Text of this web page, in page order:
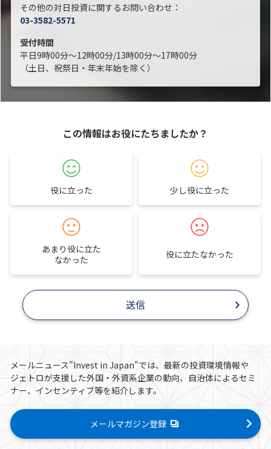
その他の対日投資に関するお問い合わせ：
03-3582-5571
受付時間
平日9時00分～12時00分/13時00分～17時00分
（土日、祝祭日・年末年始を除く）
この情報はお役にたちましたか？
役に立った 少し役に立った
あまり役に立た
なかった
役に立たなかった
送信
メールニュース”Invest in Japan"では、最新の投資環境情報や
ジェトロが支援した外国・外資系企業の動向、自治体によるセミ
ナー、インセンティブ等を紹介します。
メールマガジン登録